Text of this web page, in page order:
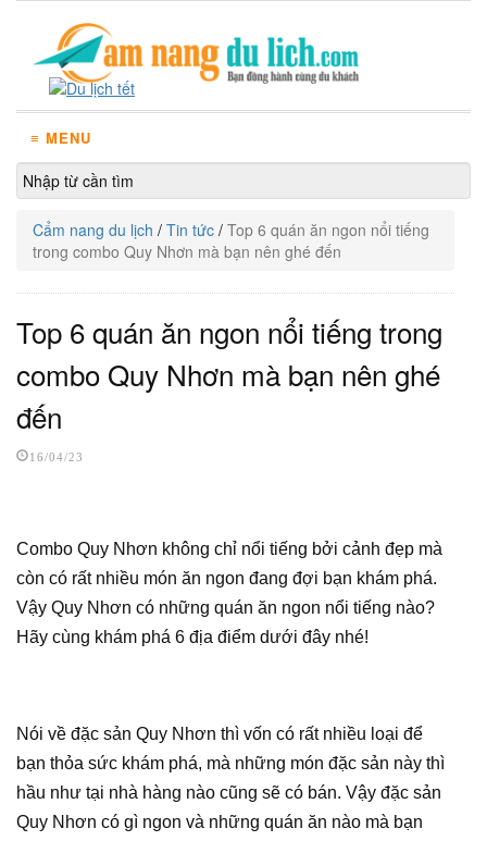
≡ MENU
Cẩm nang du lịch / Tin tức / Top 6 quán ăn ngon nổi tiếng
trong combo Quy Nhơn mà bạn nên ghé đến
Top 6 quán ăn ngon nổi tiếng trong
combo Quy Nhơn mà bạn nên ghé
đến
16/04/23
Combo Quy Nhơn không chỉ nổi tiếng bởi cảnh đẹp mà
còn có rất nhiều món ăn ngon đang đợi bạn khám phá.
Vậy Quy Nhơn có những quán ăn ngon nổi tiếng nào?
Hãy cùng khám phá 6 địa điểm dưới đây nhé!
Nói về đặc sản Quy Nhơn thì vốn có rất nhiều loại để
bạn thỏa sức khám phá, mà những món đặc sản này thì
hầu như tại nhà hàng nào cũng sẽ có bán. Vậy đặc sản
Quy Nhơn có gì ngon và những quán ăn nào mà bạn